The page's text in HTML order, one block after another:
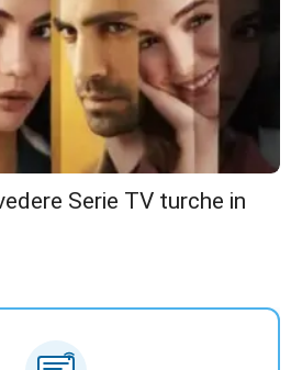
Serie TV turche in